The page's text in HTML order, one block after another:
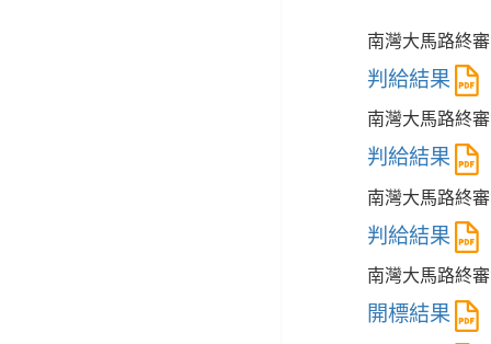
南灣大馬路終
判給結果
南灣大馬路終
判給結果
南灣大馬路終
判給結果
南灣大馬路終
開標結果